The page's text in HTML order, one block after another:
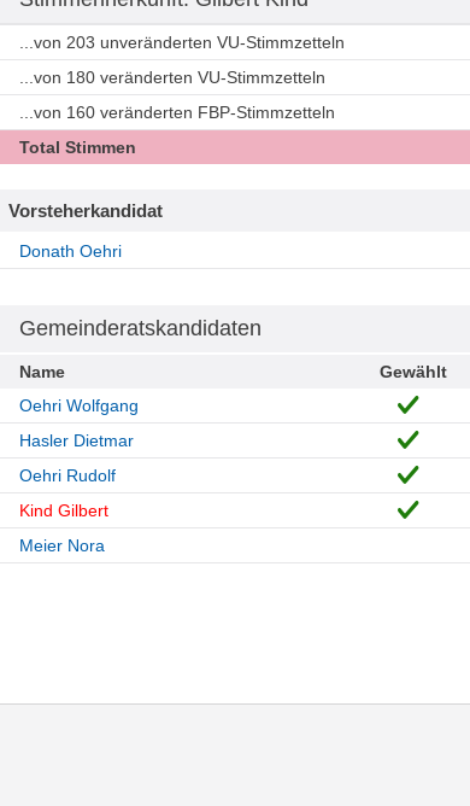
...von 203 unveränderten VU-Stimmzetteln
...von 180 veränderten VU-Stimmzetteln
...von 160 veränderten FBP-Stimmzetteln
Total Stimmen
Vorsteherkandidat
Donath Oehri
Gemeinderatskandidaten
Name Gewählt
Oehri Wolfgang
Hasler Dietmar
Oehri Rudolf
Kind Gilbert
Meier Nora